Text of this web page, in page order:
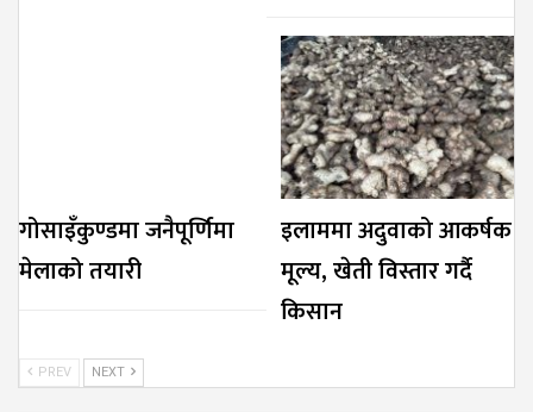
गोसाइँकुण्डमा जनैपूर्णिमा
मेलाको तयारी
इलाममा अदुवाको आकर्षक
मूल्य, खेती विस्तार गर्दै
किसान
PREV NEXT